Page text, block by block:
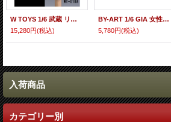
W TOYS 1/6 武蔵 リアルヘア 髭 ヘッド アクションフィギュア用 WT-010A *予約
15,280円(税込)
BY-ART 1/6 GIA 女性ヘッド BY-T15G *予約
5,780円(税込)
入荷商品
カテゴリー別